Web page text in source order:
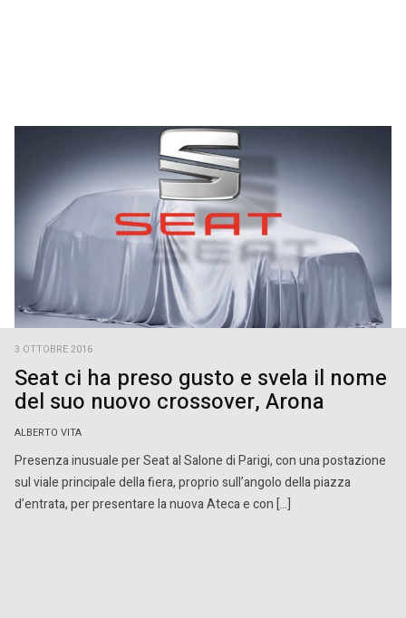
3 OTTOBRE 2016
Seat ci ha preso gusto e svela il nome
del suo nuovo crossover, Arona
ALBERTO VITA
Presenza inusuale per Seat al Salone di Parigi, con una postazione
sul viale principale della fiera, proprio sull’angolo della piazza
d’entrata, per presentare la nuova Ateca e con […]